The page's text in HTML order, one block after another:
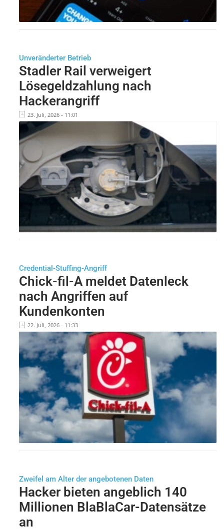
Unveränderter Betrieb
Stadler Rail verweigert
Lösegeldzahlung nach
Hackerangriff
23. Juli, 2026 - 11:01
Credential-Stuffing-Angriff
Chick-fil-A meldet Datenleck
nach Angriffen auf
Kundenkonten
22. Juli, 2026 - 11:33
Zweifel am Alter der angebotenen Daten
Hacker bieten angeblich 140
Millionen BlaBlaCar-Datensätze
an